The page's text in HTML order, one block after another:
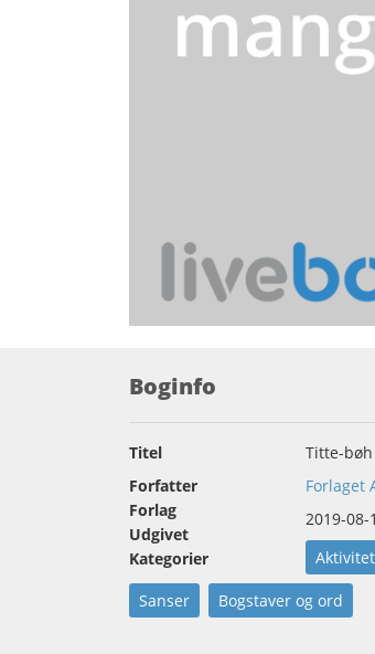
Boginfo
Titel
Titte-
Forfatter
Forlag
Forlaget
Udgivet
2019-08-
Kategorier
Sanser Bogstaver og ord